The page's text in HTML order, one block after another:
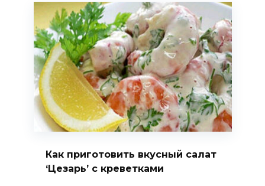
Как приготовить вкусный салат
‘Цезарь’ с креветками